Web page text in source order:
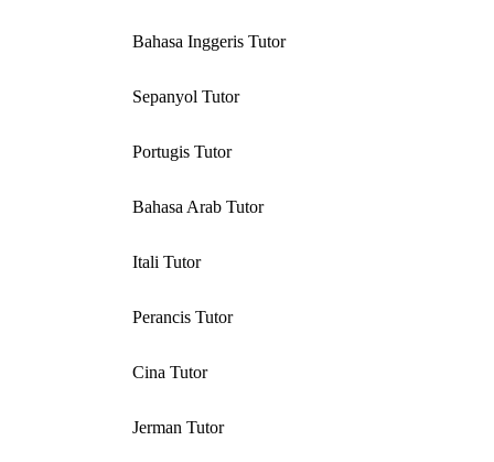
Bahasa Inggeris Tutor
Sepanyol Tutor
Portugis Tutor
Bahasa Arab Tutor
Itali Tutor
Perancis Tutor
Cina Tutor
Jerman Tutor